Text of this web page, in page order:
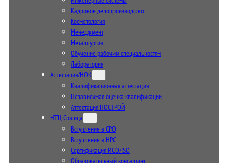
Кадровое делопроизводство
Косметология
Менеджмент
Металлургия
Обучение рабочим специальностям
Лаборатория
Аттестация/НОК
Квалификационная аттестация
Независимая оценка квалификации
Аттестация НОСТРОЙ
НТЦ Столица
Вступление в СРО
Вступление в НРС
Сертификация ИСО/ISO
Образовательный консалтинг